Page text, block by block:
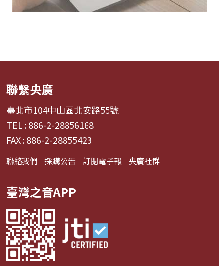
聯繫央廣
臺北市104中山區北安路55號
TEL : 886-2-28856168
FAX : 886-2-28855423
聯絡我們 採購公告 訂閱電子報 央廣社群
臺灣之音APP